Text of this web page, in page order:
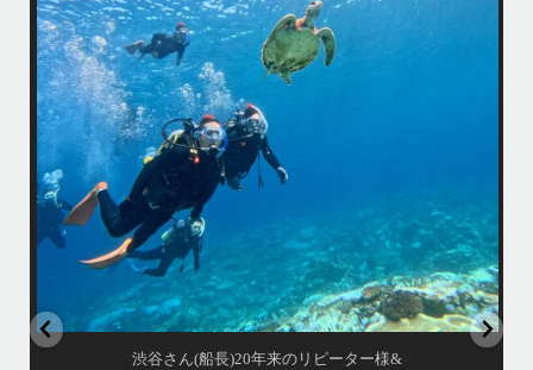
•
海が穏やかな日がずーっと続いていてボートダイビングには最高のコン
ディションです！
昔よく潜りに来て下さっていたリピーターさんの子供が10才になったの
で一緒にダイビングデビュー…なんて嬉しいシチュエーションもあり、
毎日色々なお客様と楽しくご一緒させて頂いてます
渡嘉敷島の方も夏には珍しい北風つづきのおかげでビーチが穏やか
8月 14
はいさい！